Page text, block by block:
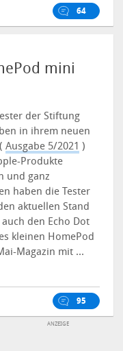
64
mini
der Stiftung
in ihrem neuen
(Ausgabe 5/2021 )
Produkte
und ganz
haben die Tester
aktuellen Stand
den Echo Dot
kleinen HomePod
Magazin mit ...
95